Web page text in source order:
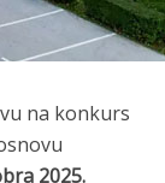
na konkurs
2025.